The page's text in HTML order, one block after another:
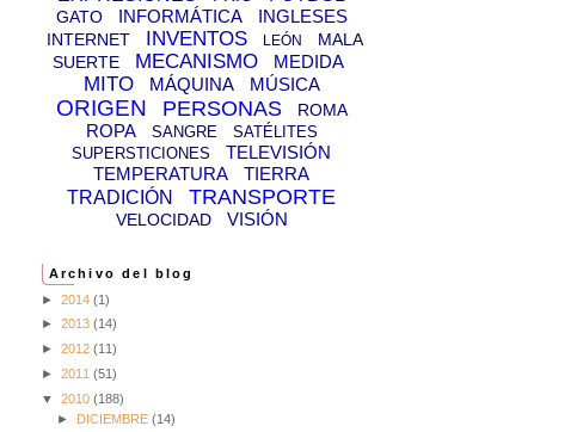
GATO INFORMÁTICA INGLESES
INTERNET INVENTOS LEÓN
MALA
SUERTE
MECANISMO MEDIDA
MITO MÁQUINA MÚSICA
ORIGEN PERSONAS ROMA
ROPA SANGRE
SATÉLITES
SUPERSTICIONES
TELEVISIÓN
TEMPERATURA
TIERRA
TRADICIÓN
TRANSPORTE
VELOCIDAD VISIÓN
Archivo del blog
► 2014 (1)
► 2013 (14)
► 2012 (11)
► 2011 (51)
▼ 2010 (188)
►
DICIEMBRE (14)